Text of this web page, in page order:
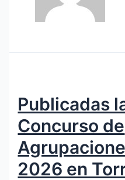
Publicadas
Concurso de
2026 en